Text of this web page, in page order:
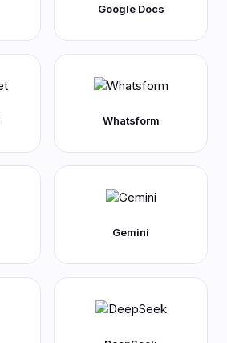
Google Docs
Whatsform
Gemini